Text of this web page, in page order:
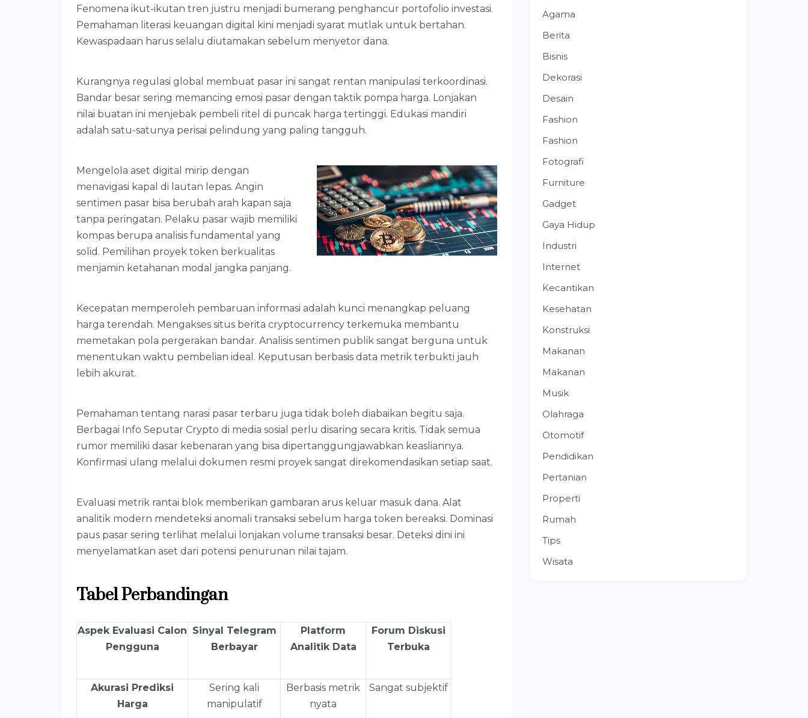
Fenomena ikut-ikutan tren justru menjadi bumerang penghancur portofolio investasi.
Pemahaman literasi keuangan digital kini menjadi syarat mutlak untuk bertahan.
Kewaspadaan harus selalu diutamakan sebelum menyetor dana.
Kurangnya regulasi global membuat pasar ini sangat rentan manipulasi terkoordinasi.
Bandar besar sering memancing emosi pasar dengan taktik pompa harga. Lonjakan
nilai buatan ini menjebak pembeli ritel di puncak harga tertinggi. Edukasi mandiri
adalah satu-satunya perisai pelindung yang paling tangguh.
Mengelola aset digital mirip dengan
menavigasi kapal di lautan lepas. Angin
sentimen pasar bisa berubah arah kapan saja
tanpa peringatan. Pelaku pasar wajib memiliki
kompas berupa analisis fundamental yang
solid. Pemilihan proyek token berkualitas
menjamin ketahanan modal jangka panjang.
Kecepatan memperoleh pembaruan informasi adalah kunci menangkap peluang
harga terendah. Mengakses situs berita cryptocurrency terkemuka membantu
memetakan pola pergerakan bandar. Analisis sentimen publik sangat berguna untuk
menentukan waktu pembelian ideal. Keputusan berbasis data metrik terbukti jauh
lebih akurat.
Pemahaman tentang narasi pasar terbaru juga tidak boleh diabaikan begitu saja.
Berbagai Info Seputar Crypto di media sosial perlu disaring secara kritis. Tidak semua
rumor memiliki dasar kebenaran yang bisa dipertanggungjawabkan keasliannya.
Konfirmasi ulang melalui dokumen resmi proyek sangat direkomendasikan setiap saat.
Evaluasi metrik rantai blok memberikan gambaran arus keluar masuk dana. Alat
analitik modern mendeteksi anomali transaksi sebelum harga token bereaksi. Dominasi
paus pasar sering terlihat melalui lonjakan volume transaksi besar. Deteksi dini ini
menyelamatkan aset dari potensi penurunan nilai tajam.
Tabel Perbandingan
Aspek Evaluasi Calon
Pengguna
Sinyal Telegram
Berbayar
Platform
Analitik Data
Forum Diskusi
Terbuka
Akurasi Prediksi
Harga
Sering kali
manipulatif
Berbasis metrik
nyata
Sangat subjektif
Agama
Berita
Bisnis
Dekorasi
Desain
Fashion
Fashion
Fotografi
Furniture
Gadget
Gaya Hidup
Industri
Internet
Kecantikan
Kesehatan
Konstruksi
Makanan
Makanan
Musik
Olahraga
Otomotif
Pendidikan
Pertanian
Properti
Rumah
Tips
Wisata